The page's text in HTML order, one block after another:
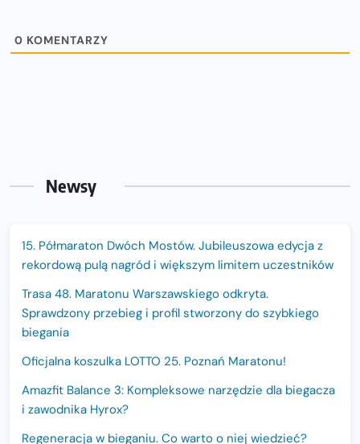
0 KOMENTARZY
Newsy
15. Półmaraton Dwóch Mostów. Jubileuszowa edycja z
rekordową pulą nagród i większym limitem uczestników
Trasa 48. Maratonu Warszawskiego odkryta.
Sprawdzony przebieg i profil stworzony do szybkiego
biegania
Oficjalna koszulka LOTTO 25. Poznań Maratonu!
Amazfit Balance 3: Kompleksowe narzędzie dla biegacza
i zawodnika Hyrox?
Regeneracja w bieganiu. Co warto o niej wiedzieć?